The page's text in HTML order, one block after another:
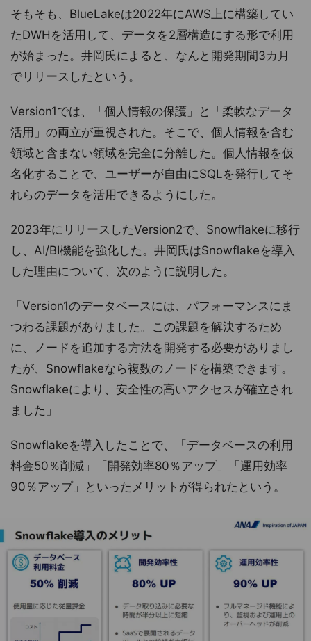
そもそも、BlueLakeは2022年にAWS上に構築してい
たDWHを活用して、データを2層構造にする形で利用
が始まった。井岡氏によると、なんと開発期間3カ月
でリリースしたという。
Version1では、「個人情報の保護」と「柔軟なデータ
活用」の両立が重視された。そこで、個人情報を含む
領域と含まない領域を完全に分離した。個人情報を仮
名化することで、ユーザーが自由にSQLを発行してそ
れらのデータを活用できるようにした。
2023年にリリースしたVersion2で、Snowflakeに移行
し、AI/BI機能を強化した。井岡氏はSnowflakeを導入
した理由について、次のように説明した。
「Version1のデータベースには、パフォーマンスにま
つわる課題がありました。この課題を解決するため
に、ノードを追加する方法を開発する必要がありまし
たが、Snowflakeなら複数のノードを構築できます。
Snowflakeにより、安全性の高いアクセスが確立され
ました」
Snowflakeを導入したことで、「データベースの利用
料金50％削減」「開発効率80％アップ」「運用効率
90％アップ」といったメリットが得られたという。